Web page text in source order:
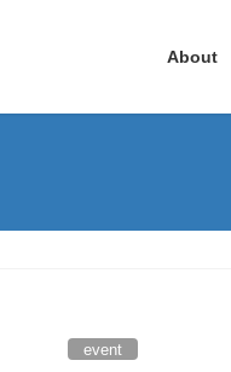
About
event